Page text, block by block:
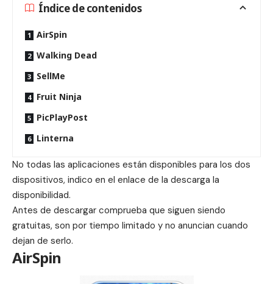
Índice de contenidos
AirSpin
Walking Dead
SellMe
Fruit Ninja
PicPlayPost
Linterna
No todas las aplicaciones están disponibles para los dos
dispositivos, indico en el enlace de la descarga la
disponibilidad.
Antes de descargar comprueba que siguen siendo
gratuitas, son por tiempo limitado y no anuncian cuando
dejan de serlo.
AirSpin